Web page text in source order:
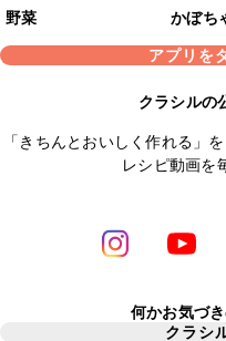
野菜
かぼち
アプリを
クラシルの
「きちんとおいしく作れる」
レシピ動画を
何かお気づ
クラシ